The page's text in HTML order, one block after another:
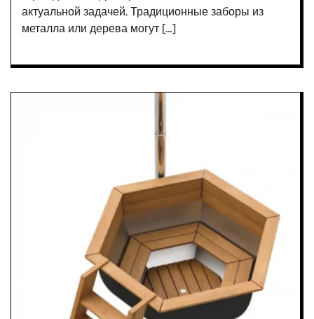
актуальной задачей. Традиционные заборы из
металла или дерева могут […]